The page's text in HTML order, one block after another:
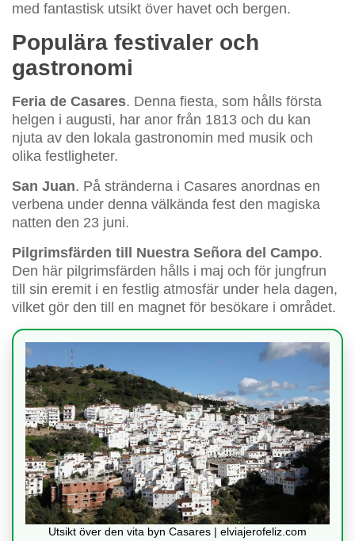
med fantastisk utsikt över havet och bergen.
Populära festivaler och
gastronomi
Feria de Casares. Denna fiesta, som hålls första
helgen i augusti, har anor från 1813 och du kan
njuta av den lokala gastronomin med musik och
olika festligheter.
San Juan. På stränderna i Casares anordnas en
verbena under denna välkända fest den magiska
natten den 23 juni.
Pilgrimsfärden till Nuestra Señora del Campo.
Den här pilgrimsfärden hålls i maj och för jungfrun
till sin eremit i en festlig atmosfär under hela dagen,
vilket gör den till en magnet för besökare i området.
Utsikt över den vita byn Casares | elviajerofeliz.com